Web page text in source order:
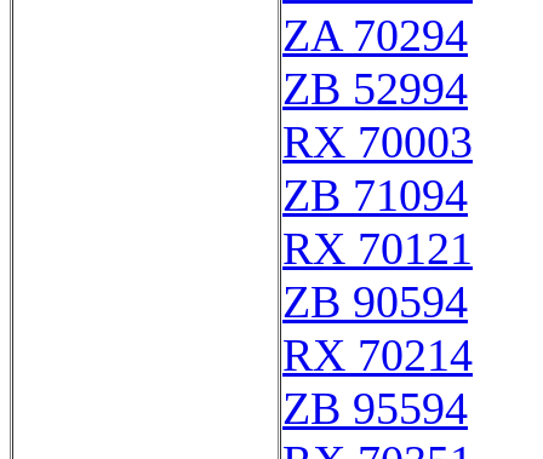
ZA 70294
ZB 52994
RX 70003
ZB 71094
RX 70121
ZB 90594
RX 70214
ZB 95594